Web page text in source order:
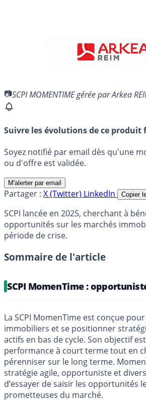
SCPI MOMENTIME gérée par Arkea
Suivre les évolutions de ce produit
Soyez notifié par email dès qu'une
ou d'offre est validée.
M'alerter par email
Partager : X (Twitter) LinkedIn Copier
SCPI lancée en 2025, cherchant à
opportunités sur les marchés
période de crise.
Sommaire de l'article
SCPI MomenTime :
La SCPI MomenTime est conçue
immobiliers et se positionner
actifs en bas de cycle. Son objectif
performance à court terme tout en
pérenniser sur le long terme.
stratégie agile, opportuniste et
d’essayer de saisir les opportunités
prometteuses du marché.